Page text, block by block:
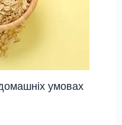
умовах